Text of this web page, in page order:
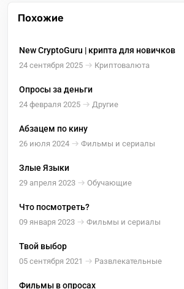
Похожие
New CryptoGuru | крипта для новичков
24 сентября 2025 Криптовалюта
Опросы за деньги
24 февраля 2025 Другие
Абзацем по кину
26 июля 2024 Фильмы и сериалы
Злые Языки
29 апреля 2023 Обучающие
Что посмотреть?
09 января 2023 Фильмы и сериалы
Твой выбор
05 сентября 2021 Развлекательные
Фильмы в опросах